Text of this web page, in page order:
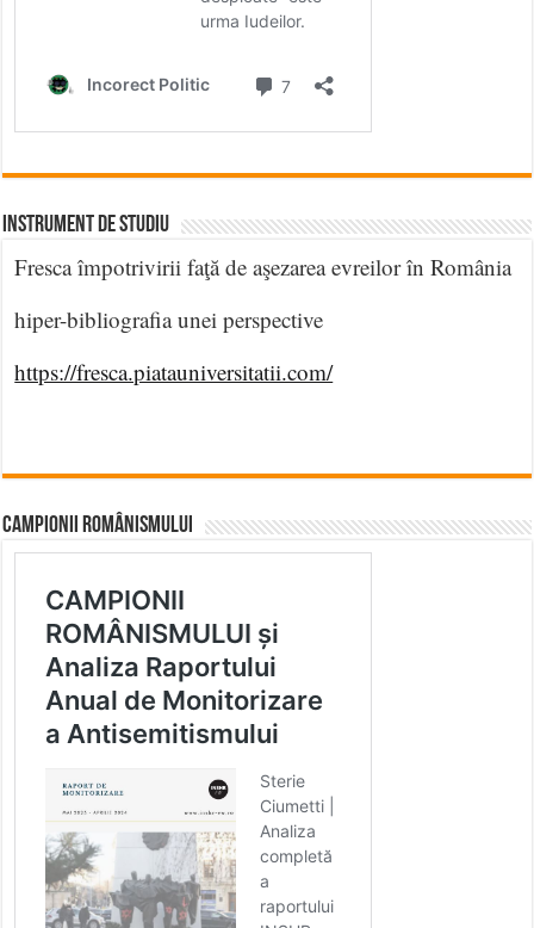
INSTRUMENT DE STUDIU
Fresca împotrivirii faţă de aşezarea evreilor în România
hiper-bibliografia unei perspective
https://fresca.piatauniversitatii.com/
CAMPIONII ROMÂNISMULUI